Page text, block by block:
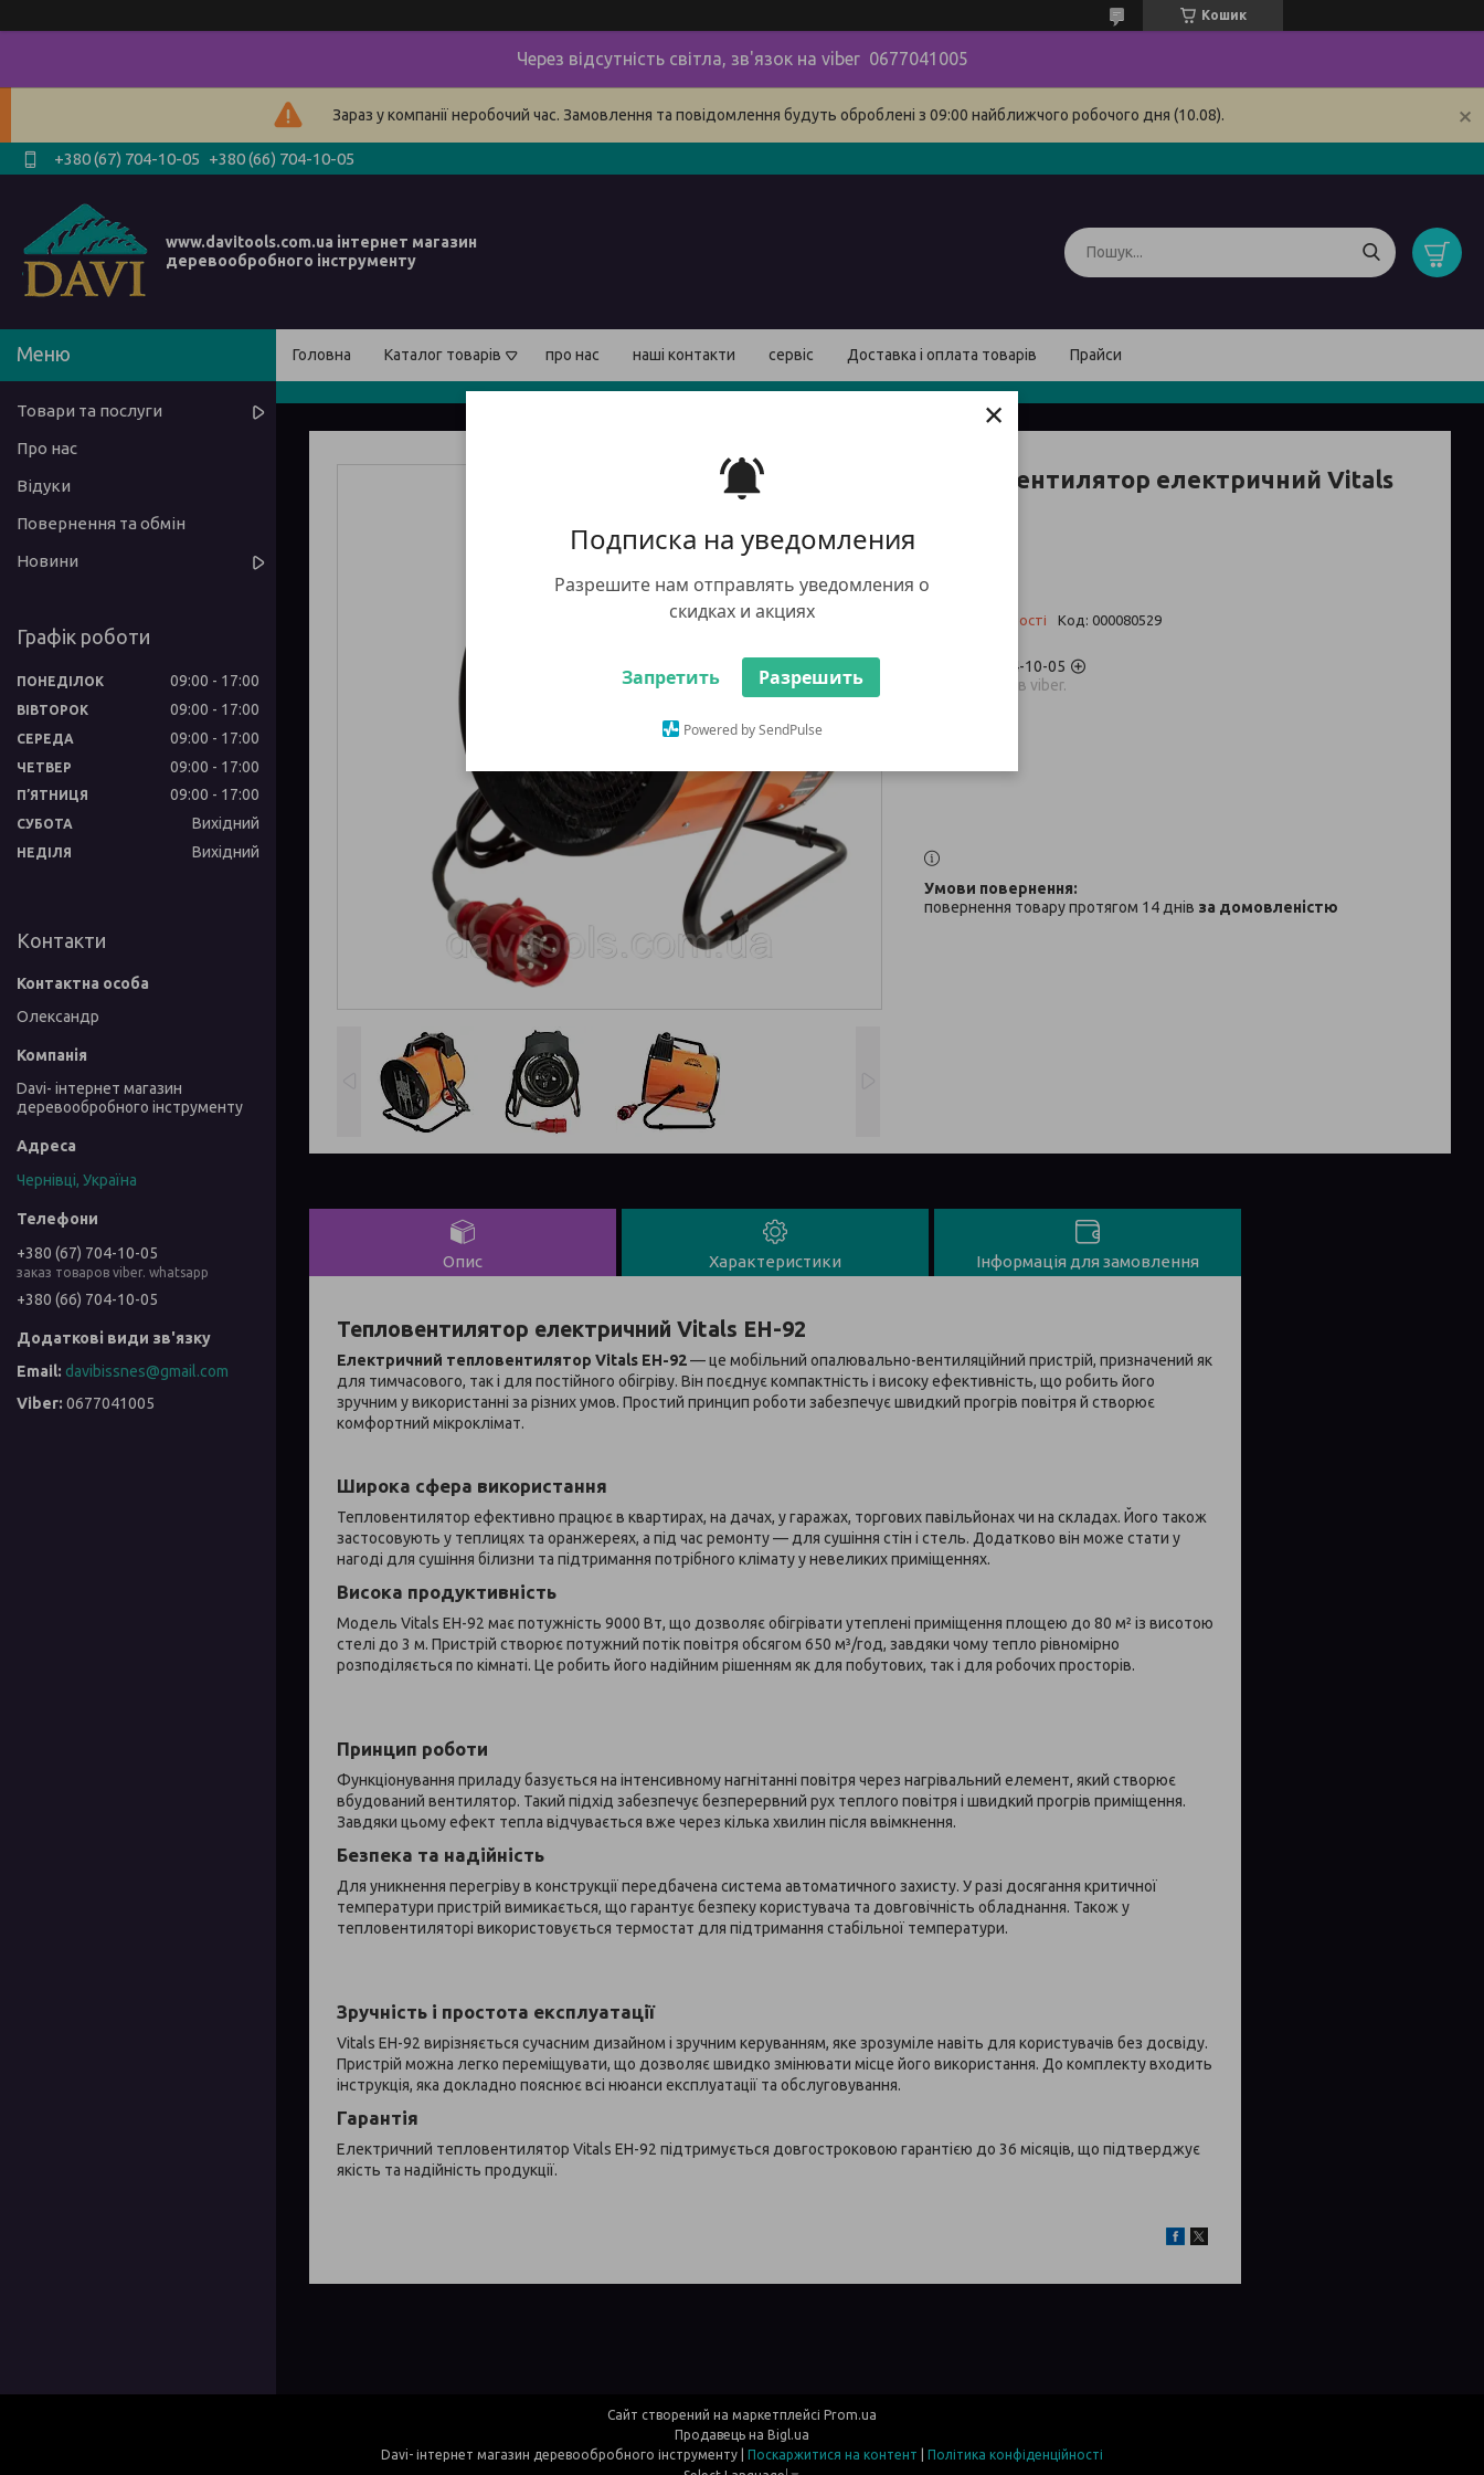
Подписка на уведомления
Разрешите нам отправлять уведомления о
скидках и акциях
Запретить Разрешить
Powered by SendPulse
×
Кошик
Через відсутність світла, зв'язок на viber 0677041005
Зараз у компанії неробочий час. Замовлення та повідомлення будуть оброблені з 09:00 найближчого робочого дня (10.08).
+380 (67) 704-10-05 +380 (66) 704-10-05
www.davitools.com.ua інтернет магазин
деревообробного інструменту
Головна Каталог товарів про нас наші контакти сервіс Доставка і оплата товарів Прайси
Тепловентилятор електричний Vitals
5 812 ₴
Немає в наявності Код: 000080529
+380 (67) 704-10-05
заказ товаров viber.
повернення товару протягом 14 днів за домовленістю
Опис Характеристики Інформація для замовлення
Тепловентилятор електричний Vitals EH-92
Електричний тепловентилятор Vitals EH-92— це мобільний опалювально-вентиляційний пристрій, призначений як
для тимчасового, так і для постійного обігріву. Він поєднує компактність і високу ефективність, що робить його
зручним у використанні за різних умов. Простий принцип роботи забезпечує швидкий прогрів повітря й створює
комфортний мікроклімат.
Широка сфера використання
Тепловентилятор ефективно працює в квартирах, на дачах, у гаражах, торгових павільйонах чи на складах. Його також
застосовують у теплицях та оранжереях, а під час ремонту — для сушіння стін і стель. Додатково він може стати у
нагоді для сушіння білизни та підтримання потрібного клімату у невеликих приміщеннях.
Висока продуктивність
Модель Vitals EH-92 має потужність 9000 Вт, що дозволяє обігрівати утеплені приміщення площею до 80 м² із висотою
стелі до 3 м. Пристрій створює потужний потік повітря обсягом 650 м³/год, завдяки чому тепло рівномірно
розподіляється по кімнаті. Це робить його надійним рішенням як для побутових, так і для робочих просторів.
Принцип роботи
Функціонування приладу базується на інтенсивному нагнітанні повітря через нагрівальний елемент, який створює
вбудований вентилятор. Такий підхід забезпечує безперервний рух теплого повітря і швидкий прогрів приміщення.
Завдяки цьому ефект тепла відчувається вже через кілька хвилин після ввімкнення.
Безпека та надійність
Для уникнення перегріву в конструкції передбачена система автоматичного захисту. У разі досягання критичної
температури пристрій вимикається, що гарантує безпеку користувача та довговічність обладнання. Також у
тепловентиляторі використовується термостат для підтримання стабільної температури.
Зручність і простота експлуатації
Vitals EH-92 вирізняється сучасним дизайном і зручним керуванням, яке зрозуміле навіть для користувачів без досвіду.
Пристрій можна легко переміщувати, що дозволяє швидко змінювати місце його використання. До комплекту входить
інструкція, яка докладно пояснює всі нюанси експлуатації та обслуговування.
Гарантія
Електричний тепловентилятор Vitals EH-92 підтримується довгостроковою гарантією до 36 місяців, що підтверджує
якість та надійність продукції.
Товари та послуги
Про нас
Відуки
Повернення та обмін
Новини
Графік роботи
ПОНЕДІЛОК 09:00 17:00
ВІВТОРОК 09:00 17:00
СЕРЕДА 09:00 17:00
ЧЕТВЕР 09:00 17:00
ПʼЯТНИЦЯ 09:00 17:00
СУБОТА Вихідний
НЕДІЛЯ Вихідний
Контакти
Олександр
Davi- інтернет магазин
деревообробного інструменту
Чернівці, Україна
+380 (67) 704-10-05
заказ товаров viber. whatsapp
+380 (66) 704-10-05
davibissnes@gmail.com
0677041005
Сайт створений на маркетплейсі Prom.ua
Продавець на Bigl.ua
Поскаржитися на контент
Політика конфіденційності